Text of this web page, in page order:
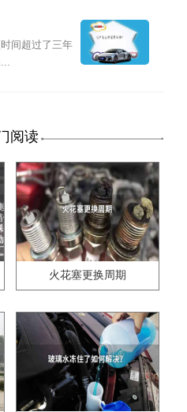
间超过了三年
阅读
火花塞更换周期